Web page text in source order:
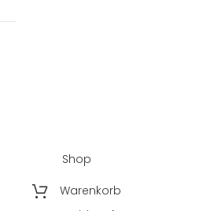
Shop
Warenkorb